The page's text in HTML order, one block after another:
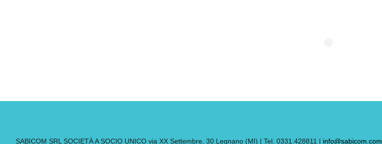
SABICOM SRL SOCIETÀ A SOCIO UNICO via XX Settembre, 30 Legnano (MI) | Tel. 0331.428811 | info@sabicom.com